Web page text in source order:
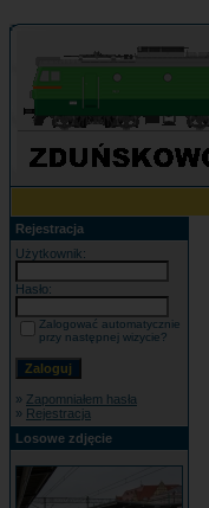
Rejestracja
Użytkownik:
Hasło:
Zalogować automatycznie
przy następnej wizycie?
» Zapomniałem hasła
» Rejestracja
Losowe zdjęcie